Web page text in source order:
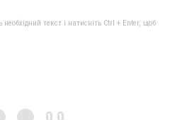
текст і натисніть Ctrl + Enter, щоб